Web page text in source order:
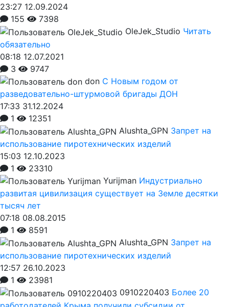
23:27 12.09.2024
155
7398
OleJek_Studio Читать
обязательно
08:18 12.07.2021
3
9747
don С Новым годом от
разведовательно-штурмовой бригады ДОН
17:33 31.12.2024
1
12351
Alushta_GPN Запрет на
использование пиротехнических изделий
15:03 12.10.2023
1
23310
Yurijman Индустриально
развитая цивилизация существует на Земле десятки
тысяч лет
07:18 08.08.2015
1
8591
Alushta_GPN Запрет на
использование пиротехнических изделий
12:57 26.10.2023
1
23981
0910220403 Более 20